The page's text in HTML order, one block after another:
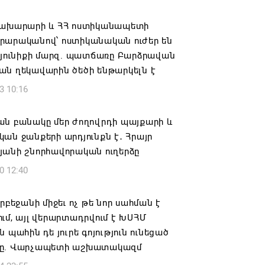
գնացքին
14:32
120 մլն եվրո ներդրում՝
մի շարք զբոսաշրջային
13:49
մեջ կարձանագրվի որպես
դավաճանության օր․ ՌԴ և Նոր
12:50
երկրորդ կյանք է ստանում
և ՀՀ ոստիկանապետի
ոստիկանական ուժեր են
մարզ. պատճառը Բարձրավան
ղեկավարին ծեծի ենթարկելն է
10:16
բանակը մեր ժողովրդի պայքարի և
ջանքերի արդյունքն է․ Հրայր
շնորհավորական ուղերձը
12:40
միջեւ ոչ թե նոր սահման է
այլ վերարտադրվում է ԽՍՀՄ
պահին դե յուրե գոյություն ունեցած
Վարչապետի աշխատակազմ